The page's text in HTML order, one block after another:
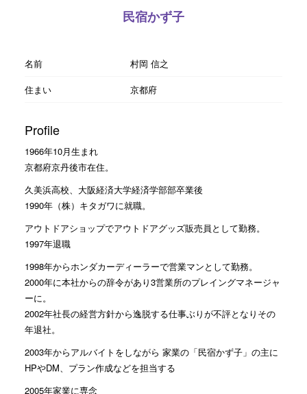
民宿かず子
名前
村岡 信之
住まい
京都府
Profile
1966年10月生まれ
京都府京丹後市在住。
久美浜高校、大阪経済大学経済学部部卒業後
1990年（株）キタガワに就職。
アウトドアショップでアウトドアグッズ販売員として勤務。
1997年退職
1998年からホンダカーディーラーで営業マンとして勤務。
2000年に本社からの辞令があり3営業所のプレイングマネージャ
ーに。
2002年社長の経営方針から逸脱する仕事ぶりが不評となりその
年退社。
2003年からアルバイトをしながら 家業の「民宿かず子」の主に
HPやDM、プラン作成などを担当する
2005年家業に専念